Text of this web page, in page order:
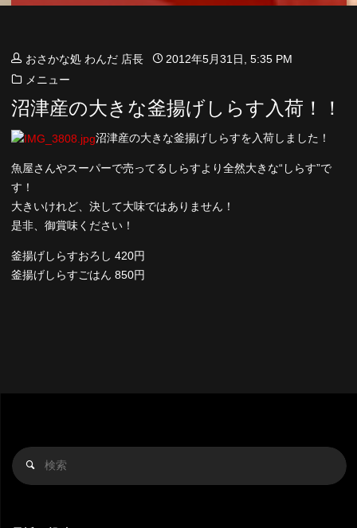
ー
おさかな処 わんだ 店長
2012年5月31日, 5:35 PM
メニュー
沼津産の大きな釜揚げしらす入荷！！
沼津産の大きな釜揚げしらすを入荷しました！
魚屋さんやスーパーで売ってるしらすより全然大きな“しらす”で
す！
大きいけれど、決して大味ではありません！
是非、御賞味ください！
釜揚げしらすおろし 420円
釜揚げしらすごはん 850円
索
検